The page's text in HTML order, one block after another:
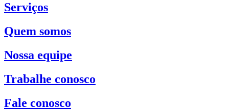
Serviços
Quem somos
Nossa equipe
Trabalhe conosco
Fale conosco